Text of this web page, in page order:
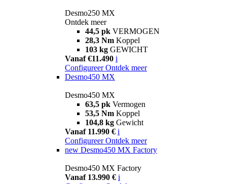
Desmo250 MX
Ontdek meer
44,5 pk VERMOGEN
28,3 Nm Koppel
103 kg GEWICHT
Vanaf €11.490 i
Configureer Ontdek meer
Desmo450 MX
Desmo450 MX
63,5 pk Vermogen
53,5 Nm Koppel
104,8 kg Gewicht
Vanaf 11.990 € i
Configureer Ontdek meer
new Desmo450 MX Factory
Desmo450 MX Factory
Vanaf 13.990 € i